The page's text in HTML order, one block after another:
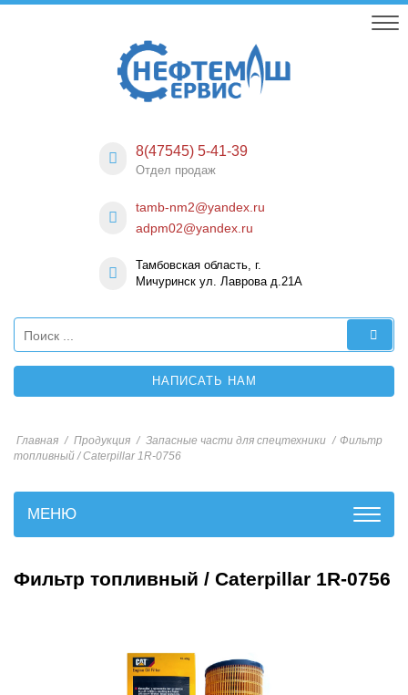
Skip
Сервис
8(47545) 5-41-39
Отдел продаж
tamb-nm2@yandex.ru
adpm02@yandex.ru
Тамбовская область, г.
Мичуринск ул. Лаврова д.21А
НАПИСАТЬ НАМ
Главная / Продукция / Запасные части для спецтехники / Фильтр
топливный / Caterpillar 1R-0756
Фильтр топливный / Caterpillar 1R-0756
МЕНЮ